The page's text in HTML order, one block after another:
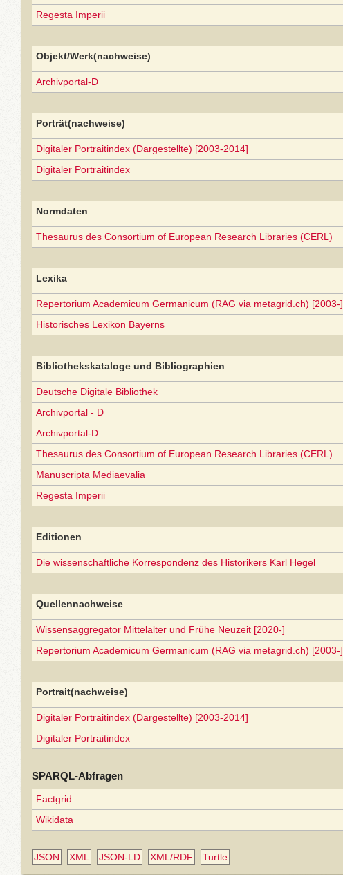
Regesta Imperii
Objekt/Werk(nachweise)
Archivportal-D
Porträt(nachweise)
Digitaler Portraitindex (Dargestellte) [2003-2014]
Digitaler Portraitindex
Normdaten
Thesaurus des Consortium of European Research Libraries (CERL)
Lexika
Repertorium Academicum Germanicum (RAG via metagrid.ch) [2003-]
Historisches Lexikon Bayerns
Bibliothekskataloge und Bibliographien
Deutsche Digitale Bibliothek
Archivportal - D
Archivportal-D
Thesaurus des Consortium of European Research Libraries (CERL)
Manuscripta Mediaevalia
Regesta Imperii
Editionen
Die wissenschaftliche Korrespondenz des Historikers Karl Hegel
Quellennachweise
Wissensaggregator Mittelalter und Frühe Neuzeit [2020-]
Repertorium Academicum Germanicum (RAG via metagrid.ch) [2003-]
Portrait(nachweise)
Digitaler Portraitindex (Dargestellte) [2003-2014]
Digitaler Portraitindex
SPARQL-Abfragen
Factgrid
Wikidata
JSON XML JSON-LD XML/RDF Turtle